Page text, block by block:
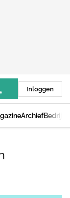
Inloggen
Archief